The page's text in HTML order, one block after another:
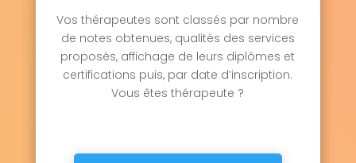
Vos thérapeutes sont classés par nombre
de notes obtenues, qualités des services
proposés, affichage de leurs diplômes et
certifications puis, par date d’inscription.
Vous êtes thérapeute ?